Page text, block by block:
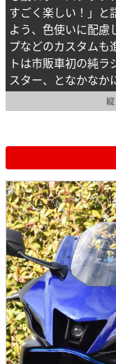
すごく楽しい！」と
よう、色使いに配慮
プなどのカスタムも
トは市販車初の純
スター、となかなか